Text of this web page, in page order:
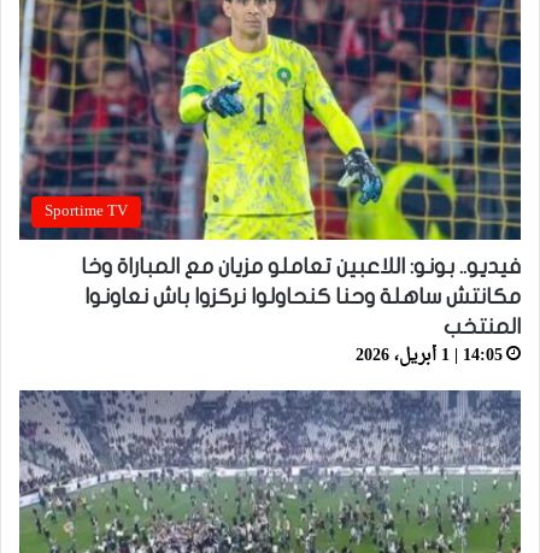
Sportime TV
فيديو.. بونو: اللاعبين تعاملو مزيان مع المباراة وخا
مكانتش ساهلة وحنا كنحاولوا نركزوا باش نعاونوا
المنتخب
14:05 | 1 أبريل، 2026